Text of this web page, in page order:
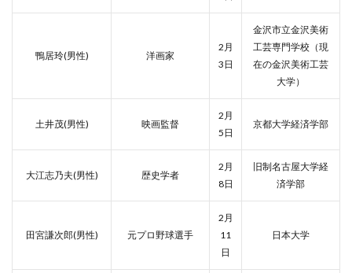
鴨居玲(男性) 洋画家
2月
3日
金沢市立金沢美術
工芸専門学校（現
在の金沢美術工芸
大学）
土井茂(男性) 映画監督
2月
5日
京都大学経済学部
大江志乃夫(男性) 歴史学者
2月
8日
旧制名古屋大学経
済学部
田宮謙次郎(男性) 元プロ野球選手
2月
11
日
日本大学